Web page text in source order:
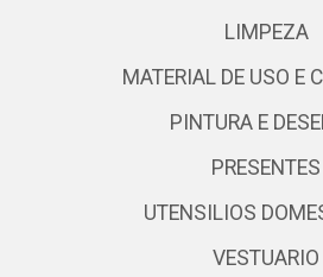
LIMPEZA
MATERIAL DE USO E
PINTURA E
PRESENTES
UTENSILIOS
VESTUARIO